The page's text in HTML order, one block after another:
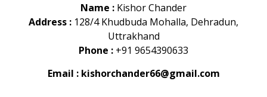
Name : Kishor Chander
Address : 128/4 Khudbuda Mohalla, Dehradun,
Uttrakhand
Phone : +91 9654390633
Email : kishorchander66@gmail.com